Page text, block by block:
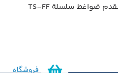
الضاغط اللولبي هو نوع من ضواغط الهواء. تُستخدم الضواغط اللولبية بشكل شائع في الصناعات التي تتطلب كميات كبيرة من الهواء عالي الضغط. في هذا القسم، نقدم ضواغط سلسلة TS-FF
فروشگاه